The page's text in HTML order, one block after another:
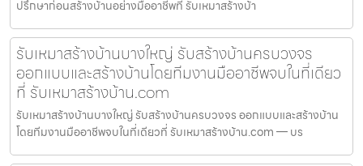
ปรึกษาก่อนสร้างบ้านอย่างมืออาชีพที่ รับเหมาสร้างบ้า
รับเหมาสร้างบ้านบางใหญ่ รับสร้างบ้านครบวงจร
ออกแบบและสร้างบ้านโดยทีมงานมืออาชีพจบในที่เดียว
ที่ รับเหมาสร้างบ้าน.com
รับเหมาสร้างบ้านบางใหญ่ รับสร้างบ้านครบวงจร ออกแบบและสร้างบ้าน
โดยทีมงานมืออาชีพจบในที่เดียวที่ รับเหมาสร้างบ้าน.com — บร